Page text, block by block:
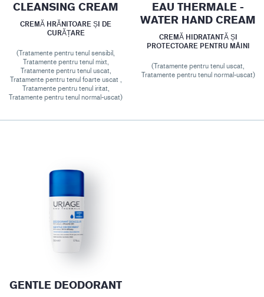
CLEANSING CREAM
CREMĂ HRĂNITOARE ȘI DE
CURĂȚARE
(Tratamente pentru tenul sensibil,
Tratamente pentru tenul mixt,
Tratamente pentru tenul uscat,
Tratamente pentru tenul foarte uscat ,
Tratamente pentru tenul iritat,
Tratamente pentru tenul normal-uscat)
EAU THERMALE -
WATER HAND CREAM
CREMĂ HIDRATANTĂ ȘI
PROTECTOARE PENTRU MÂINI
(Tratamente pentru tenul uscat,
Tratamente pentru tenul normal-uscat)
GENTLE DEODORANT